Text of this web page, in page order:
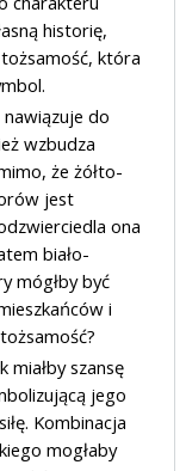
historię,
która
do
wzbudza
że żółto-
jest
ona
biało-
mógłby być
i
miałby szansę
jego
Kombinacja
mogłaby